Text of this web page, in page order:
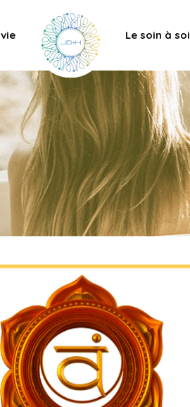
Le soin à soi